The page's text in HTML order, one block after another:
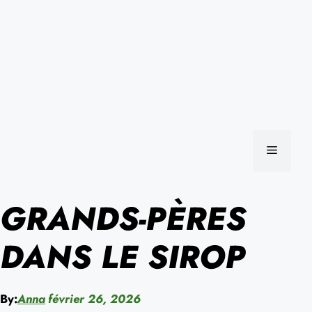
MENU
GRANDS-PÈRES
DANS LE SIROP
By:Annafévrier 26, 2026